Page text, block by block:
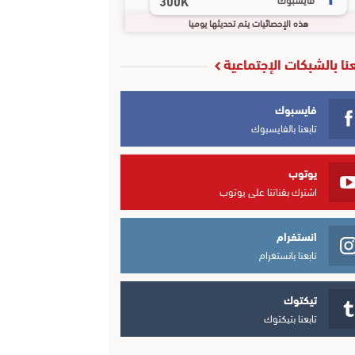
هذه الإحصائيات يتم تحديثها يوميا
بالشبكات الإجتماعية
فايسبوك
تابعنا بالفايسبوك
يوتوب
اشترك بقناتنا على يوتوب
انستغرام
تابعنا بانستغرام
تيكتوك
تابعنا بتيكتوك